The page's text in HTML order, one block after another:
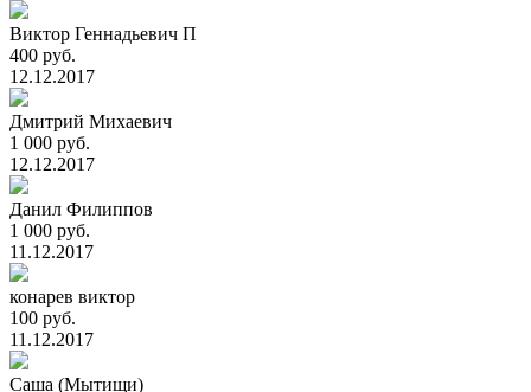
Виктор Геннадьевич П
400 руб.
12.12.2017
Дмитрий Михаевич
1 000 руб.
12.12.2017
Данил Филиппов
1 000 руб.
11.12.2017
конарев виктор
100 руб.
11.12.2017
Саша (Мытищи)